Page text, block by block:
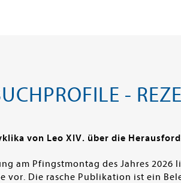
-
von Leo XIV. über die
am Pfingstmontag des Jahres
vor. Die rasche Publikation ist ein